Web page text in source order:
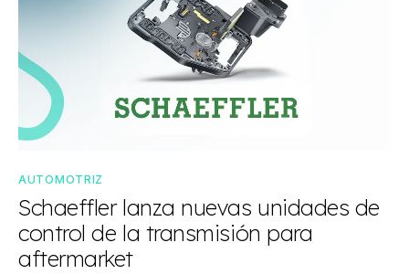
AUTOMOTRIZ
Schaeffler lanza nuevas unidades de
control de la transmisión para
aftermarket